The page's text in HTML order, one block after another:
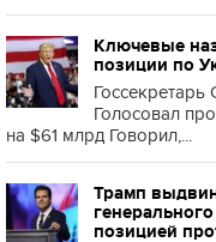
Ключевые
позиции по
Голосовал
на $61 млрд Говорил,...
Трамп
позицией